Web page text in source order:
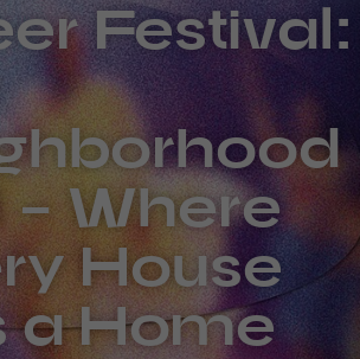
Festival:
– Where
House
a Home